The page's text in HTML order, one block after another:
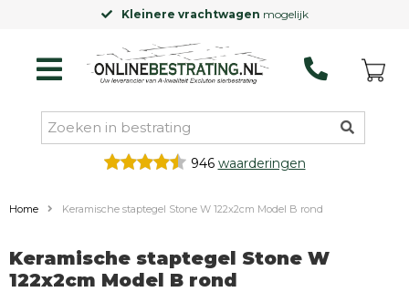
Kleinere vrachtwagen mogelijk
946 waarderingen
Home Keramische staptegel Stone W 122x2cm Model B rond
Keramische staptegel Stone W
122x2cm Model B rond